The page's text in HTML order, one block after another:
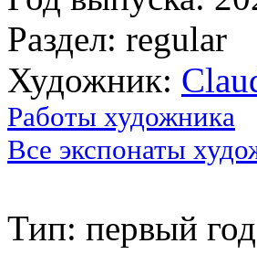
Раздел: regular
Художник:
Работы художника
Все экспонаты
Тип: первый